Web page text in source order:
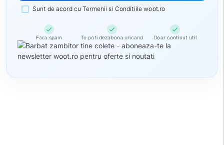
Sunt de acord cu Termenii si Conditiile woot.ro
check
Fara spam
check
Te poti dezabona oricand
check
Doar continut util